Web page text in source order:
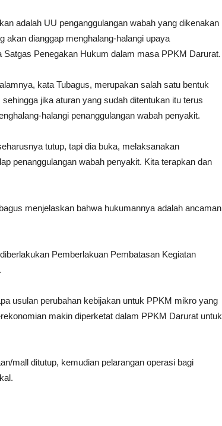
adalah UU penganggulangan wabah yang dikenakan
akan dianggap menghalang-halangi upaya
Satgas Penegakan Hukum dalam masa PPKM Darurat.
kata Tubagus, merupakan salah satu bentuk
jika aturan yang sudah ditentukan itu terus
halangi penanggulangan wabah penyakit.
tutup, tapi dia buka, melaksanakan
penanggulangan wabah penyakit. Kita terapkan dan
menjelaskan bahwa hukumannya adalah ancaman
Pemberlakuan Pembatasan Kegiatan
usulan perubahan kebijakan untuk PPKM mikro yang
makin diperketat dalam PPKM Darurat untuk
mall ditutup, kemudian pelarangan operasi bagi